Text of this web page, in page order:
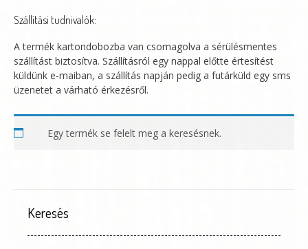
Szállítási tudnivalók:
A termék kartondobozba van csomagolva a sérülésmentes
szállítást biztosítva. Szállításról egy nappal előtte értesítést
küldünk e-maiban, a szállítás napján pedig a futárküld egy sms
üzenetet a várható érkezésről.
Egy termék se felelt meg a keresésnek.
Keresés